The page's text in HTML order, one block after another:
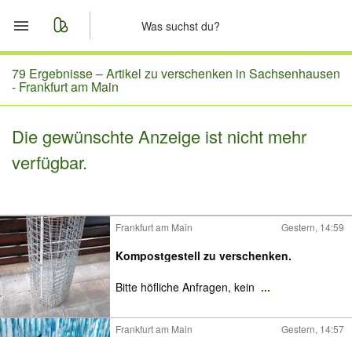
Start
Merkliste
Nachrichten
79 Ergebnisse –Artikel zu verschenken in Sachsenhausen
- Frankfurt am Main
Die gewünschte Anzeige ist nicht mehr
verfügbar.
Frankfurt am Main Gestern, 14:59
Kompostgestell zu verschenken.
Bitte höfliche Anfragen, kein ...
Frankfurt am Main Gestern, 14:57